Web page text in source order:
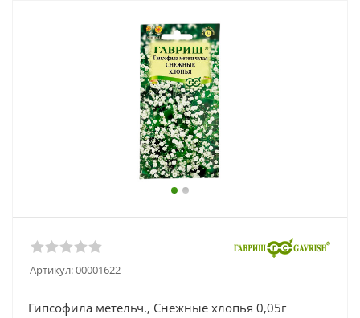
Артикул:00001622
Гипсофила метельч., Снежные хлопья 0,05г